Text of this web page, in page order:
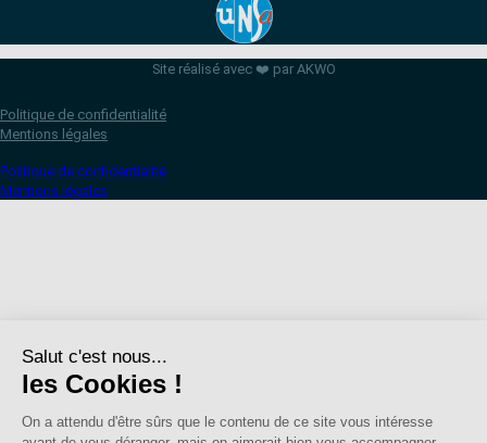
Site réalisé avec ❤️ par AKWO
Politique de confidentialité
Mentions légales
Politique de confidentialité
Mentions légales